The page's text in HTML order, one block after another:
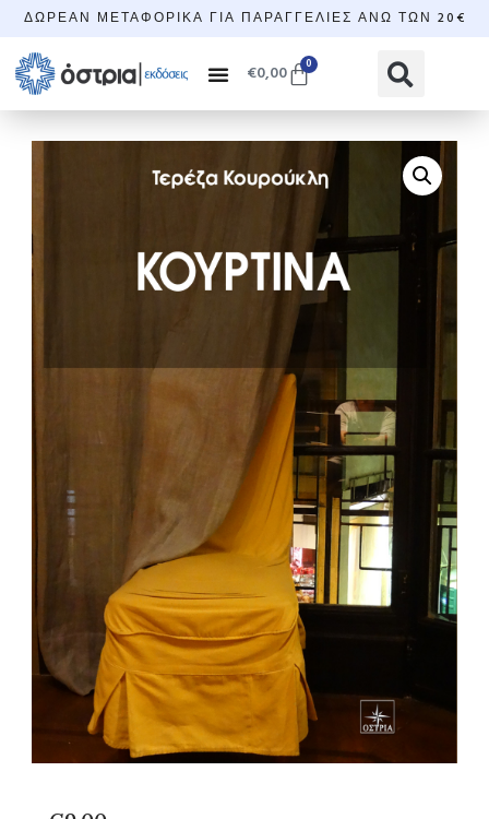
ΔΩΡΕΆΝ ΜΕΤΑΦΟΡΙΚΆ ΓΙΑ ΠΑΡΑΓΓΕΛΊΕΣ ΆΝΩ ΤΩΝ 20€
€0,00 0